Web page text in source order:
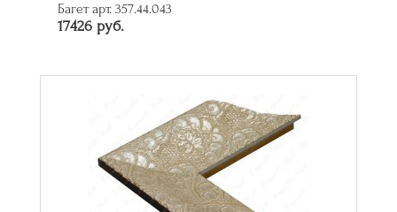
Багет арт. 357.44.043
17426 руб.